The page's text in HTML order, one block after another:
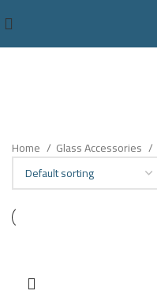
Home Glass Accessories